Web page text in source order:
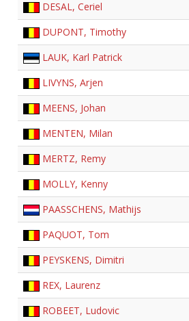
DESAL, Ceriel
DUPONT, Timothy
LAUK, Karl Patrick
LIVYNS, Arjen
MEENS, Johan
MENTEN, Milan
MERTZ, Remy
MOLLY, Kenny
PAASSCHENS, Mathijs
PAQUOT, Tom
PEYSKENS, Dimitri
REX, Laurenz
ROBEET, Ludovic